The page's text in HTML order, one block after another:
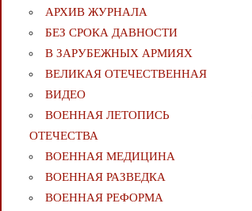
АРХИВ ЖУРНАЛА
БЕЗ СРОКА ДАВНОСТИ
В ЗАРУБЕЖНЫХ АРМИЯХ
ВЕЛИКАЯ ОТЕЧЕСТВЕННАЯ
ВИДЕО
ВОЕННАЯ ЛЕТОПИСЬ
ОТЕЧЕСТВА
ВОЕННАЯ МЕДИЦИНА
ВОЕННАЯ РАЗВЕДКА
ВОЕННАЯ РЕФОРМА